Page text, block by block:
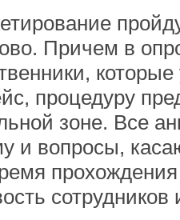
Причем в
процедуру
зоне. Все
и вопросы,
сотрудников